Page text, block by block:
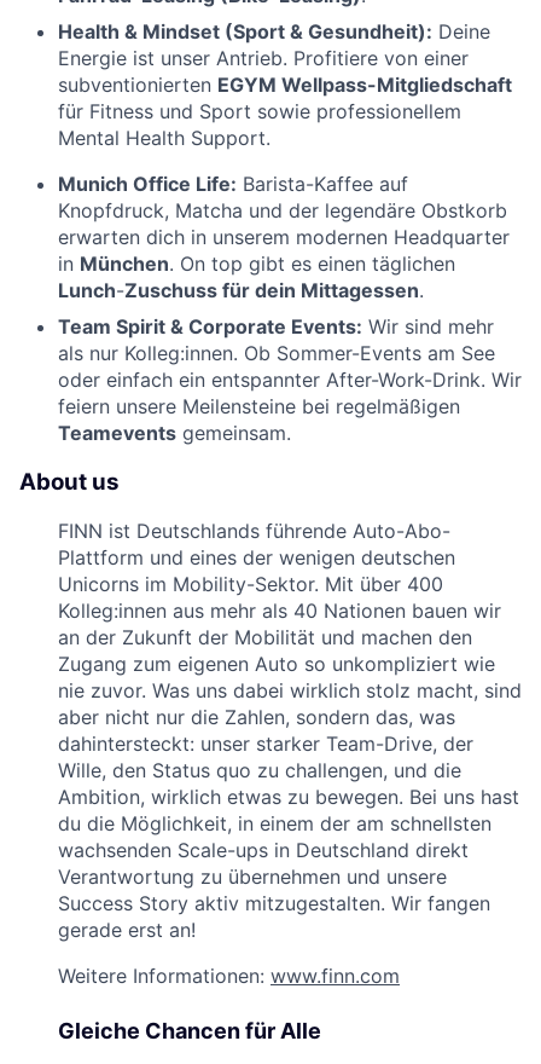
Health & Mindset (Sport & Gesundheit): Deine
Energie ist unser Antrieb. Profitiere von einer
subventionierten EGYM Wellpass-Mitgliedschaft
für Fitness und Sport sowie professionellem
Mental Health Support.
Munich Office Life: Barista-Kaffee auf
Knopfdruck, Matcha und der legendäre Obstkorb
erwarten dich in unserem modernen Headquarter
in München. On top gibt es einen täglichen
Lunch-Zuschuss für dein Mittagessen.
Team Spirit & Corporate Events: Wir sind mehr
als nur Kolleg:innen. Ob Sommer-Events am See
oder einfach ein entspannter After-Work-Drink. Wir
feiern unsere Meilensteine bei regelmäßigen
Teamevents gemeinsam.
About us
FINN ist Deutschlands führende Auto-Abo-
Plattform und eines der wenigen deutschen
Unicorns im Mobility-Sektor. Mit über 400
Kolleg:innen aus mehr als 40 Nationen bauen wir
an der Zukunft der Mobilität und machen den
Zugang zum eigenen Auto so unkompliziert wie
nie zuvor. Was uns dabei wirklich stolz macht, sind
aber nicht nur die Zahlen, sondern das, was
dahintersteckt: unser starker Team-Drive, der
Wille, den Status quo zu challengen, und die
Ambition, wirklich etwas zu bewegen. Bei uns hast
du die Möglichkeit, in einem der am schnellsten
wachsenden Scale-ups in Deutschland direkt
Verantwortung zu übernehmen und unsere
Success Story aktiv mitzugestalten. Wir fangen
gerade erst an!
Weitere Informationen: www.finn.com
Gleiche Chancen für Alle